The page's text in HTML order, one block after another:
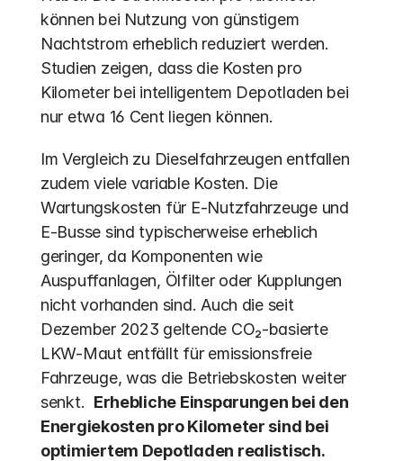
können bei Nutzung von günstigem
Nachtstrom erheblich reduziert werden.
Studien zeigen, dass die Kosten pro
Kilometer bei intelligentem Depotladen bei
nur etwa 16 Cent liegen können.
Im Vergleich zu Dieselfahrzeugen entfallen
zudem viele variable Kosten. Die
Wartungskosten für E-Nutzfahrzeuge und
E-Busse sind typischerweise erheblich
geringer, da Komponenten wie
Auspuffanlagen, Ölfilter oder Kupplungen
nicht vorhanden sind. Auch die seit
Dezember 2023 geltende CO₂-basierte
LKW-Maut entfällt für emissionsfreie
Fahrzeuge, was die Betriebskosten weiter
senkt. Erhebliche Einsparungen bei den
Energiekosten pro Kilometer sind bei
optimiertem Depotladen realistisch.